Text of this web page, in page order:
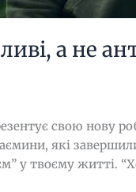
а не
свою нову
які
у твоєму житті.